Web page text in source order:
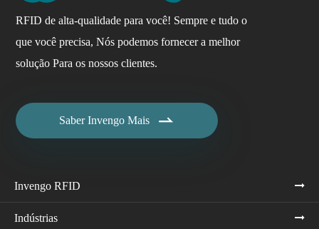
RFID de alta-qualidade para você! Sempre e tudo o
que você precisa, Nós podemos fornecer a melhor
solução Para os nossos clientes.
Saber Invengo Mais 
Invengo RFID
Indústrias